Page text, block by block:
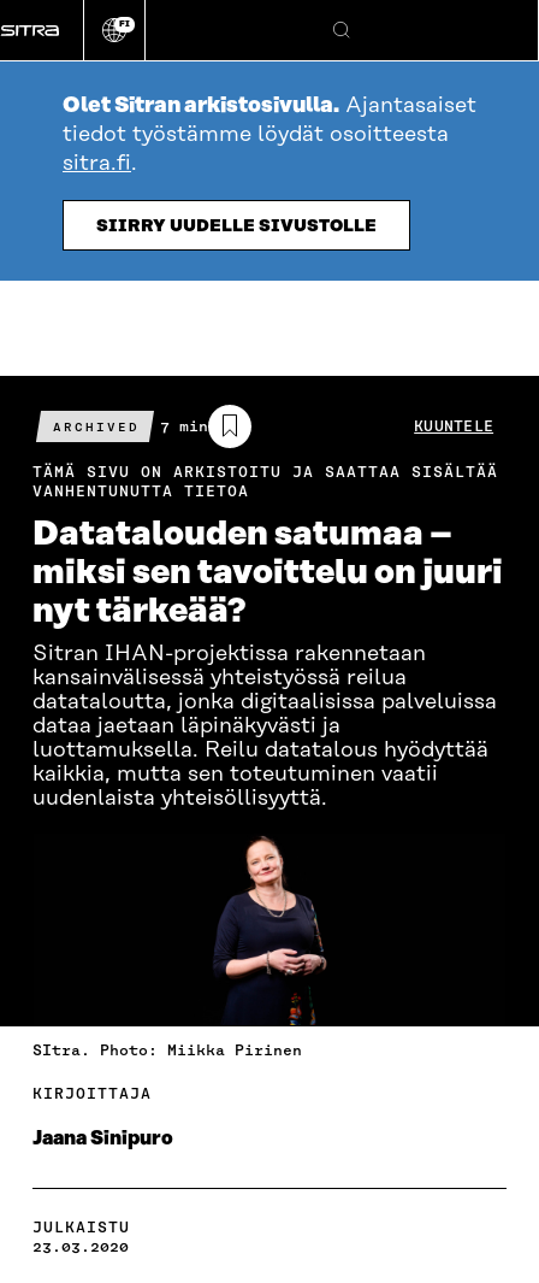
suoraan
sisältöön
Vaihda
kieli
FI
Hae
Olet Sitran arkistosivulla. Ajantasaiset
tiedot työstämme löydät osoitteesta
sitra.fi.
SIIRRY UUDELLE SIVUSTOLLE
ARCHIVED
Arvioitu
lukuaika
7 min KUUNTELE
TÄMÄ SIVU ON ARKISTOITU JA SAATTAA SISÄLTÄÄ
VANHENTUNUTTA TIETOA
Datatalouden satumaa –
miksi sen tavoittelu on juuri
nyt tärkeää?
Sitran IHAN-projektissa rakennetaan
kansainvälisessä yhteistyössä reilua
datataloutta, jonka digitaalisissa palveluissa
dataa jaetaan läpinäkyvästi ja
luottamuksella. Reilu datatalous hyödyttää
kaikkia, mutta sen toteutuminen vaatii
uudenlaista yhteisöllisyyttä.
SItra. Photo: Miikka Pirinen
KIRJOITTAJA
Jaana Sinipuro
JULKAISTU
23.03.2020